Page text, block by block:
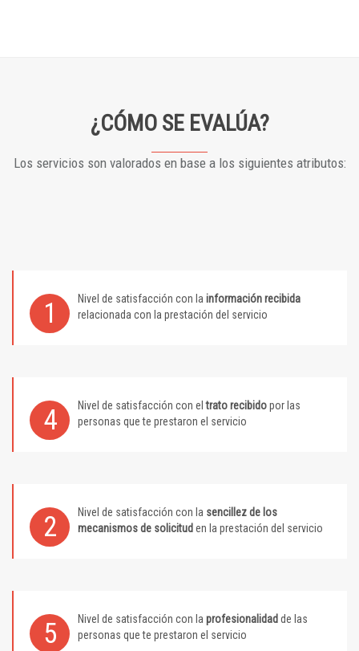
¿CÓMO SE EVALÚA?
Los servicios son valorados en base a los siguientes atributos:
1 Nivel de satisfacción con la información recibida
relacionada con la prestación del servicio
4 Nivel de satisfacción con eltrato recibidopor las
personas que te prestaron el servicio
2 Nivel de satisfacción con la sencillez de los
mecanismos de solicitud en la prestación del servicio
5 Nivel de satisfacción con la profesionalidad de las
personas que te prestaron el servicio